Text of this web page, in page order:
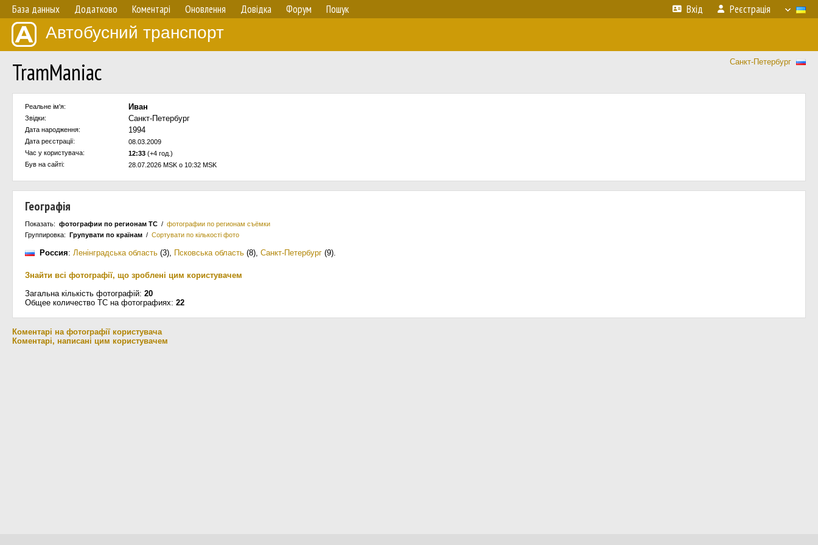
База данных Додатково Коментарі Оновлення Довідка Форум Пошук Вхід Реєстрація
Автобусний транспорт
Санкт-Петербург
TramManiac
Реальне ім'я: Иван
Звідки: Санкт-Петербург
Дата народження: 1994
Дата реєстрації:
08.03.2009
Час у користувача:
12:33 (+4 год.)
Був на сайті:
28.07.2026 MSK о 10:32 MSK
Географія
Показать: фотографии по регионам ТС / фотографии по регионам съёмки
Группировка: Групувати по країнам / Сортувати по кількості фото
Россия: Ленінградська область (3), Псковська область (8), Санкт-Петербург (9).
Знайти всі фотографії, що зроблені цим користувачем
Загальна кількість фотографій: 20
Общее количество ТС на фотографиях: 22
Коментарі на фотографії користувача
Коментарі, написані цим користувачем